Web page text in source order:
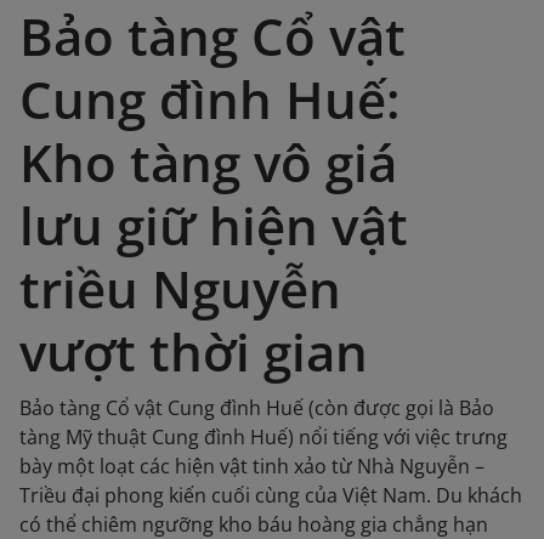
Bảo tàng Cổ vật
Cung đình Huế:
Kho tàng vô giá
lưu giữ hiện vật
triều Nguyễn
vượt thời gian
Bảo tàng Cổ vật Cung đình Huế (còn được gọi là Bảo
tàng Mỹ thuật Cung đình Huế) nổi tiếng với việc trưng
bày một loạt các hiện vật tinh xảo từ Nhà Nguyễn –
Triều đại phong kiến cuối cùng của Việt Nam. Du khách
có thể chiêm ngưỡng kho báu hoàng gia chẳng hạn